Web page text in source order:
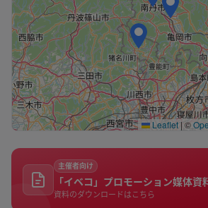
Leaflet | ©
主催者向け
「イベコ」プロモーション媒体資
資料のダウンロードはこちら